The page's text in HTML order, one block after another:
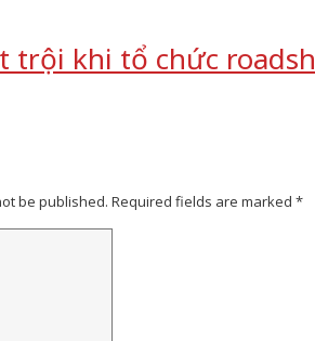
trội khi tổ chức
be published. Required fields are marked *